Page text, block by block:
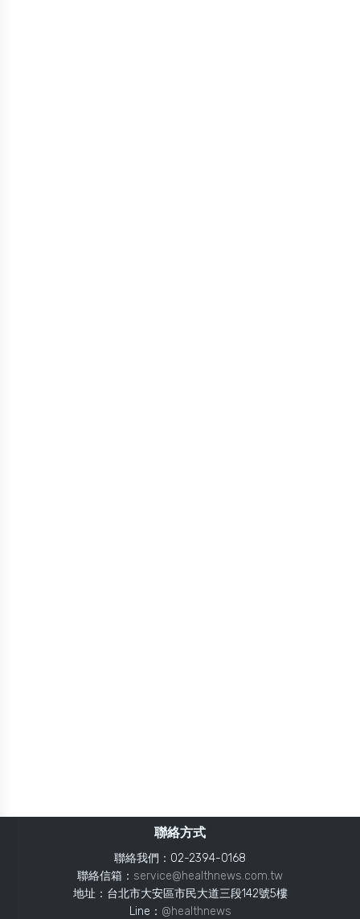
聯絡方式
聯絡我們：02-2394-0168
聯絡信箱： service@healthnews.com.tw
地址：台北市大安區市民大道三段142號5樓
Line： @healthnews